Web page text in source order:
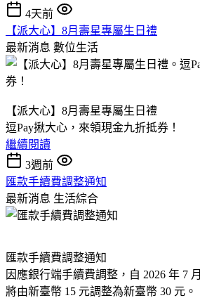
4天前
【派大心】8月壽星專屬生日禮
最新消息 數位生活
【派大心】8月壽星專屬生日禮
逗Pay揪大心，來領現金九折抵券！
繼續閱讀
3週前
匯款手續費調整通知
最新消息 生活綜合
匯款手續費調整通知
因應銀行端手續費調整，自 2026 年 7
將由新臺幣 15 元調整為新臺幣 30 元。